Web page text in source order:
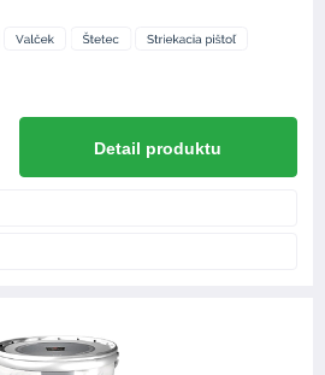
Detail produktu